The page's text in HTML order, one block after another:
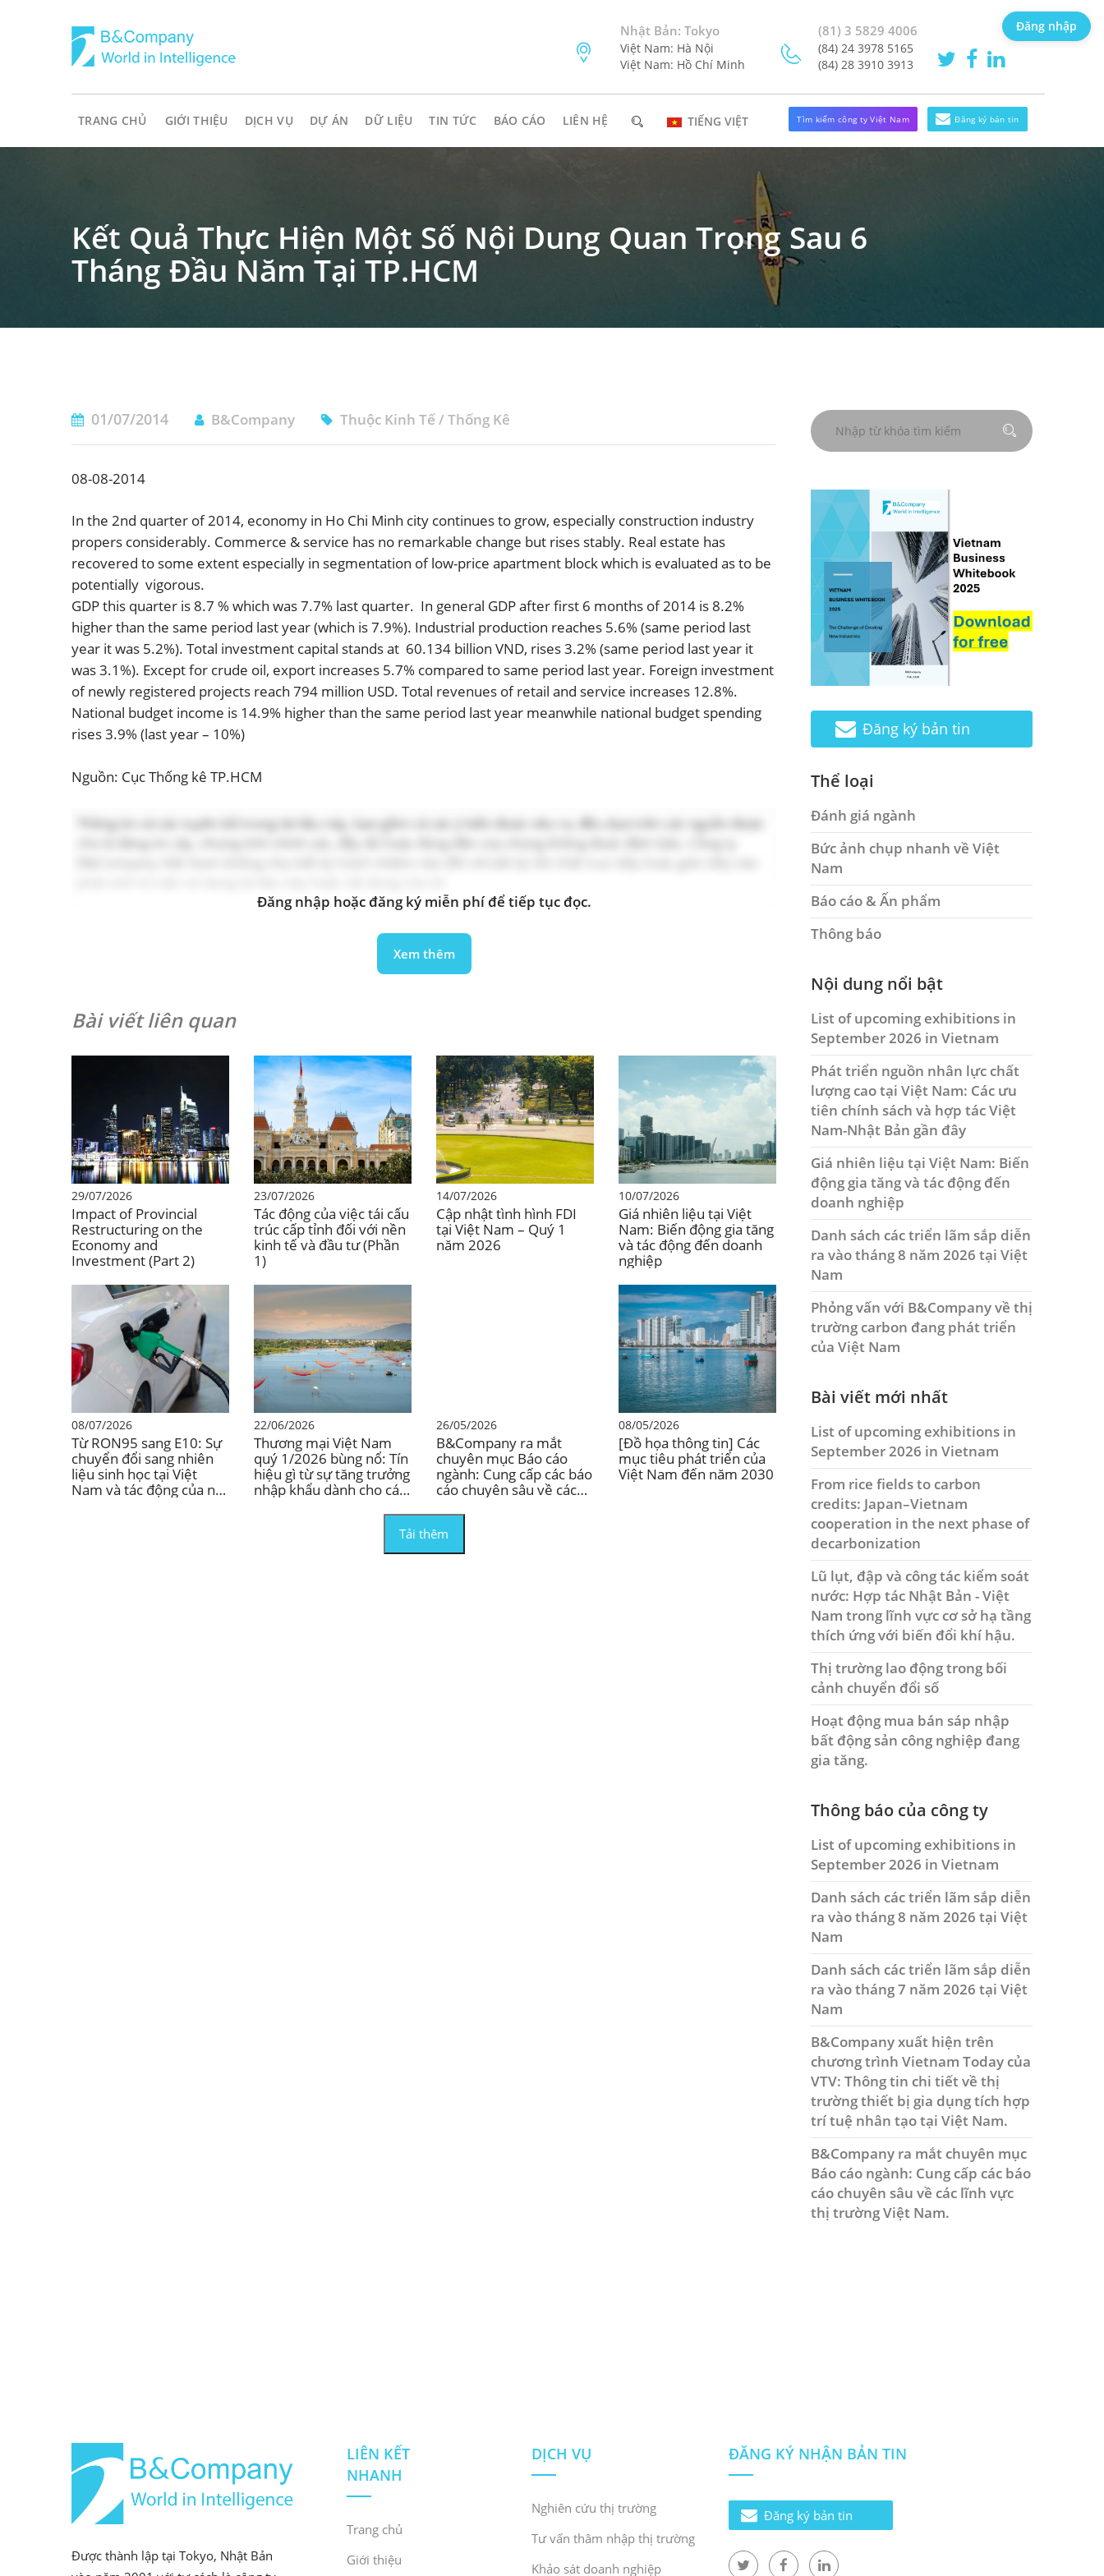
Nhật Bản: Tokyo
Việt Nam: Hà Nội
Việt Nam: Hồ Chí Minh
(81) 3 5829 4006
(84) 24 3978 5165
(84) 28 3910 3913
TRANG CHỦ GIỚI THIỆU DỊCH VỤ DỰ ÁN DỮ LIỆU TIN TỨC BÁO CÁO LIÊN HỆ TIẾNG VIỆT Tìm kiếm công ty Việt Nam Đăng ký bản tin
Kết Quả Thực Hiện Một Số Nội Dung Quan Trọng Sau 6
Tháng Đầu Năm Tại TP.HCM
01/07/2014 B&Company Thuộc Kinh Tế/ Thống Kê
08-08-2014
In the 2nd quarter of 2014, economy in Ho Chi Minh city continues to grow, especially construction industry
propers considerably. Commerce & service has no remarkable change but rises stably. Real estate has
recovered to some extent especially in segmentation of low-price apartment block which is evaluated as to be
potentially vigorous.
GDP this quarter is 8.7 % which was 7.7% last quarter. In general GDP after first 6 months of 2014 is 8.2%
higher than the same period last year (which is 7.9%). Industrial production reaches 5.6% (same period last
year it was 5.2%). Total investment capital stands at 60.134 billion VND, rises 3.2% (same period last year it
was 3.1%). Except for crude oil, export increases 5.7% compared to same period last year. Foreign investment
of newly registered projects reach 794 million USD. Total revenues of retail and service increases 12.8%.
National budget income is 14.9% higher than the same period last year meanwhile national budget spending
rises 3.9% (last year – 10%)
Nguồn: Cục Thống kê TP.HCM
Thông tin và các tuyên bố trong tài liệu này, bao gồm cả các ý kiến được nêu ra, đều dựa trên các nguồn được
Đăng nhập hoặc đăng ký miễn phí để tiếp tục đọc.
Xem thêm
Bài viết liên quan
29/07/2026
Impact of Provincial
Restructuring on the
Economy and
Investment (Part 2)
23/07/2026
Tác động của việc tái cấu
trúc cấp tỉnh đối với nền
kinh tế và đầu tư (Phần
1)
14/07/2026
Cập nhật tình hình FDI
tại Việt Nam – Quý 1
năm 2026
10/07/2026
Giá nhiên liệu tại Việt
Nam: Biến động gia tăng
và tác động đến doanh
nghiệp
08/07/2026
Từ RON95 sang E10: Sự
chuyển đổi sang nhiên
liệu sinh học tại Việt
Nam và tác động của nó
22/06/2026
Thương mại Việt Nam
quý 1/2026 bùng nổ: Tín
hiệu gì từ sự tăng trưởng
nhập khẩu dành cho các
26/05/2026
B&Company ra mắt
chuyên mục Báo cáo
ngành: Cung cấp các báo
cáo chuyên sâu về các
Nam.
08/05/2026
[Đồ họa thông tin] Các
mục tiêu phát triển của
Việt Nam đến năm 2030
Tải thêm
Đăng ký bản tin
Thể loại
Đánh giá ngành
Bức ảnh chụp nhanh về Việt
Nam
Báo cáo & Ấn phẩm
Thông báo
Nội dung nổi bật
List of upcoming exhibitions in
September 2026 in Vietnam
Phát triển nguồn nhân lực chất
lượng cao tại Việt Nam: Các ưu
tiên chính sách và hợp tác Việt
Nam-Nhật Bản gần đây
Giá nhiên liệu tại Việt Nam: Biến
động gia tăng và tác động đến
doanh nghiệp
Danh sách các triển lãm sắp diễn
ra vào tháng 8 năm 2026 tại Việt
Nam
Phỏng vấn với B&Company về thị
trường carbon đang phát triển
của Việt Nam
Bài viết mới nhất
List of upcoming exhibitions in
September 2026 in Vietnam
From rice fields to carbon
credits: Japan–Vietnam
cooperation in the next phase of
decarbonization
Lũ lụt, đập và công tác kiểm soát
nước: Hợp tác Nhật Bản - Việt
Nam trong lĩnh vực cơ sở hạ tầng
thích ứng với biến đổi khí hậu.
Thị trường lao động trong bối
cảnh chuyển đổi số
Hoạt động mua bán sáp nhập
bất động sản công nghiệp đang
gia tăng.
Thông báo của công ty
List of upcoming exhibitions in
September 2026 in Vietnam
Danh sách các triển lãm sắp diễn
ra vào tháng 8 năm 2026 tại Việt
Nam
Danh sách các triển lãm sắp diễn
ra vào tháng 7 năm 2026 tại Việt
Nam
B&Company xuất hiện trên
chương trình Vietnam Today của
VTV: Thông tin chi tiết về thị
trường thiết bị gia dụng tích hợp
trí tuệ nhân tạo tại Việt Nam.
B&Company ra mắt chuyên mục
Báo cáo ngành: Cung cấp các báo
cáo chuyên sâu về các lĩnh vực
thị trường Việt Nam.
Được thành lập tại Tokyo, Nhật Bản
LIÊN KẾT
NHANH
Trang chủ
Giới thiệu
DỊCH VỤ
Nghiên cứu thị trường
Tư vấn thâm nhập thị trường
Khảo sát doanh nghiệp
ĐĂNG KÝ NHẬN BẢN TIN
Đăng ký bản tin
Đăng nhập
ĐĂNG KÝ NHẬN BẢN TIN